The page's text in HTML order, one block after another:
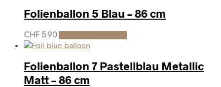
Folienballon 5 Blau – 86 cm
CHF 5.90
Folienballon 7 Pastellblau Metallic
Matt – 86 cm